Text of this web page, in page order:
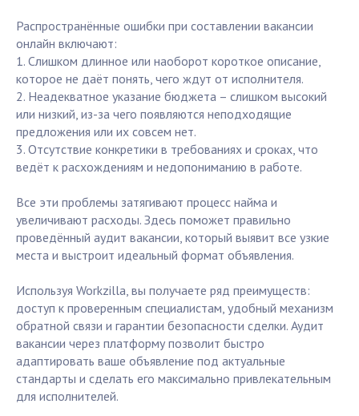
Распространённые ошибки при составлении вакансии
онлайн включают:
1. Слишком длинное или наоборот короткое описание,
которое не даёт понять, чего ждут от исполнителя.
2. Неадекватное указание бюджета – слишком высокий
или низкий, из-за чего появляются неподходящие
предложения или их совсем нет.
3. Отсутствие конкретики в требованиях и сроках, что
ведёт к расхождениям и недопониманию в работе.
Все эти проблемы затягивают процесс найма и
увеличивают расходы. Здесь поможет правильно
проведённый аудит вакансии, который выявит все узкие
места и выстроит идеальный формат объявления.
Используя Workzilla, вы получаете ряд преимуществ:
доступ к проверенным специалистам, удобный механизм
обратной связи и гарантии безопасности сделки. Аудит
вакансии через платформу позволит быстро
адаптировать ваше объявление под актуальные
стандарты и сделать его максимально привлекательным
для исполнителей.